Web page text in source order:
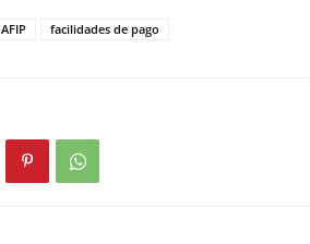
AFIP facilidades de pago